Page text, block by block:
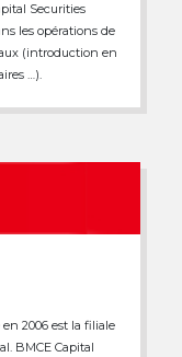
Securities
les opérations de
(introduction en
…).
en 2006 est la filiale
BMCE Capital